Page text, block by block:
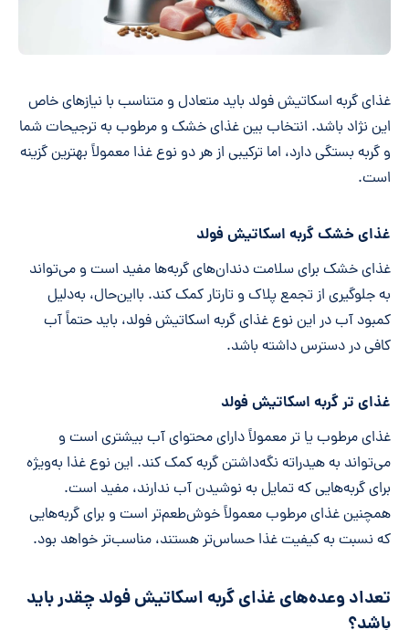
غذای گربه اسکاتیش فولد باید متعادل و متناسب با نیازهای خاص
این نژاد باشد. انتخاب بین غذای خشک و مرطوب به ترجیحات شما
و گربه بستگی دارد، اما ترکیبی از هر دو نوع غذا معمولاً بهترین گزینه
است.
غذای خشک گربه اسکاتیش فولد
غذای خشک برای سلامت دندان‌های گربه‌ها مفید است و می‌تواند
به جلوگیری از تجمع پلاک و تارتار کمک کند. بااین‌حال، به‌دلیل
کمبود آب در این نوع غذای گربه اسکاتیش فولد، باید حتماً آب
کافی در دسترس داشته باشد.
غذای تر گربه اسکاتیش فولد
غذای مرطوب یا تر معمولاً دارای محتوای آب بیشتری است و
می‌تواند به هیدراته نگه‌داشتن گربه کمک کند. این نوع غذا به‌ویژه
برای گربه‌هایی که تمایل به نوشیدن آب ندارند، مفید است.
همچنین غذای مرطوب معمولاً خوش‌طعم‌تر است و برای گربه‌هایی
که نسبت به کیفیت غذا حساس‌تر هستند، مناسب‌تر خواهد بود.
تعداد وعده‌های غذای گربه اسکاتیش فولد چقدر باید
باشد؟